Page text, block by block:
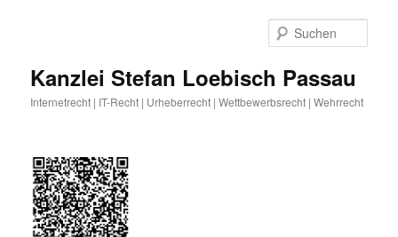
Kanzlei Stefan Loebisch Passau
Internetrecht | IT-Recht | Urheberrecht | Wettbewerbsrecht | Wehrrecht